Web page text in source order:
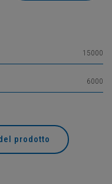
15000
6000
prodotto